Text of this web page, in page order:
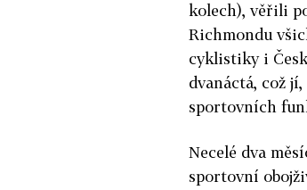
kolech), věřili
Richmondu
cyklistiky i
dvanáctá, což
sportovních
Necelé dva
sportovní